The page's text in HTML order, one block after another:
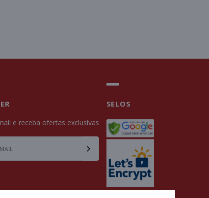
e receba ofertas exclusivas
SELOS